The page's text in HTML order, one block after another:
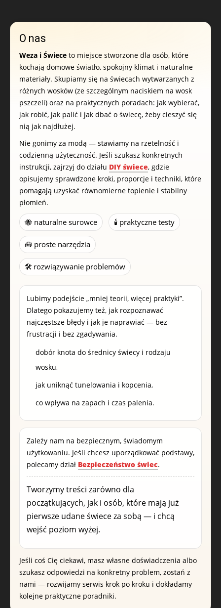
O nas
Weza i Świece to miejsce stworzone dla osób, które
kochają domowe światło, spokojny klimat i naturalne
materiały. Skupiamy się na świecach wytwarzanych z
różnych wosków (ze szczególnym naciskiem na wosk
pszczeli) oraz na praktycznych poradach: jak wybierać,
jak robić, jak palić i jak dbać o świecę, żeby cieszyć się
nią jak najdłużej.
Nie gonimy za modą — stawiamy na rzetelność i
codzienną użyteczność. Jeśli szukasz konkretnych
instrukcji, zajrzyj do działu DIY świece, gdzie
opisujemy sprawdzone kroki, proporcje i techniki, które
pomagają uzyskać równomierne topienie i stabilny
płomień.
🐝 naturalne surowce 🕯️ praktyczne testy
🧰 proste narzędzia
🛠️ rozwiązywanie problemów
Lubimy podejście „mniej teorii, więcej praktyki”.
Dlatego pokazujemy też, jak rozpoznawać
najczęstsze błędy i jak je naprawiać — bez
frustracji i bez zgadywania.
dobór knota do średnicy świecy i rodzaju
wosku,
jak uniknąć tunelowania i kopcenia,
co wpływa na zapach i czas palenia.
Zależy nam na bezpiecznym, świadomym
użytkowaniu. Jeśli chcesz uporządkować podstawy,
polecamy dział Bezpieczeństwo świec.
Tworzymy treści zarówno dla
początkujących, jak i osób, które mają już
pierwsze udane świece za sobą — i chcą
wejść poziom wyżej.
Jeśli coś Cię ciekawi, masz własne doświadczenia albo
szukasz odpowiedzi na konkretny problem, zostań z
nami — rozwijamy serwis krok po kroku i dokładamy
kolejne praktyczne poradniki.